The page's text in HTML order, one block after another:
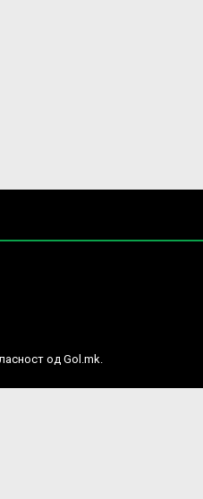
од Gol.mk.